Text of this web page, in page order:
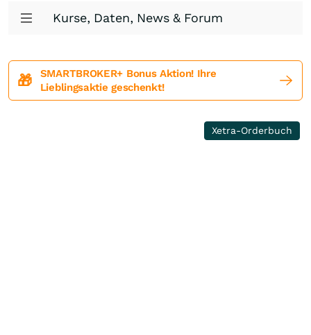
Kurse, Daten, News & Forum
🎁
SMARTBROKER+ Bonus Aktion! Ihre
Lieblingsaktie geschenkt!
Xetra-Orderbuch